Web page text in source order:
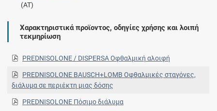
(AT)
Χαρακτηριστικά προϊοντος, οδηγίες χρήσης και λοιπή
τεκμηρίωση
PREDNISOLONE / DISPERSA Οφθαλμική αλοιφή
PREDNISOLONE BAUSCH+LOMB Οφθαλμικές σταγόνες,
διάλυμα σε περιέκτη μιας δόσης
PREDNISOLONE Πόσιμο διάλυμα